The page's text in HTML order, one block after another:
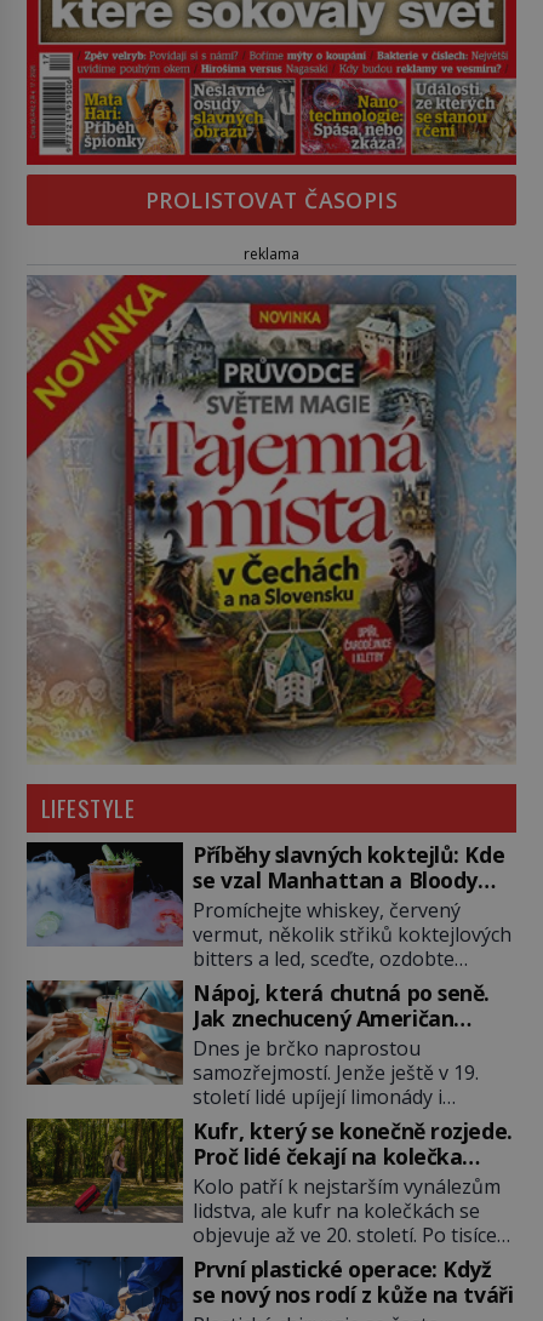
PROLISTOVAT ČASOPIS
reklama
LIFESTYLE
Příběhy slavných koktejlů: Kde
se vzal Manhattan a Bloody
Mary?
Promíchejte whiskey, červený
vermut, několik střiků koktejlových
bitters a led, sceďte, ozdobte
koktejlovou třešinkou a tadá…
Manhattan je tu! A pokud to má být
skutečně on, dejte si pozor, ať
místo klasické americké rye
whiskey či klidně bourbonu
nepoužijete skotskou whisku. Co
se stane? Inu, koktejl bude stále
skvělý, ale už to nebude
Manhattan ale […]
Nápoj, která chutná po seně.
Jak znechucený Američan
vymyslel brčko
Dnes je brčko naprostou
samozřejmostí. Jenže ještě v 19.
století lidé upíjejí limonády i
koktejly dutými stébly žita nebo
žitné slámy. Fungují sice dobře,
mají ale jednu nepříjemnou
vlastnost po chvíli se rozmáčejí a
nápoji dodávají travnatou příchuť.
Právě tahle drobná nepříjemnost
přivede amerického výrobce
cigaretových náustků k nápadu,
který změní způsob pití po celém
Kufr, který se konečně rozjede.
Proč lidé čekají na kolečka
téměř pět tisíc let?
Kolo patří k nejstarším vynálezům
lidstva, ale kufr na kolečkách se
objevuje až ve 20. století. Po tisíce
let lidé vláčejí těžká zavazadla v
rukou, na zádech nebo je nakládají
na povozy. Stačí přitom jediný
První plastické operace: Když
se nový nos rodí z kůže na tváři